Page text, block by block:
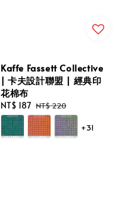
Kaffe Fassett Collective
| 卡夫設計聯盟 | 經典印
花棉布
Sale
price
NT$ 187 Regular
price
NT$ 220
+31